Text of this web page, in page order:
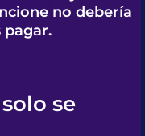
no debería
pagar.
se